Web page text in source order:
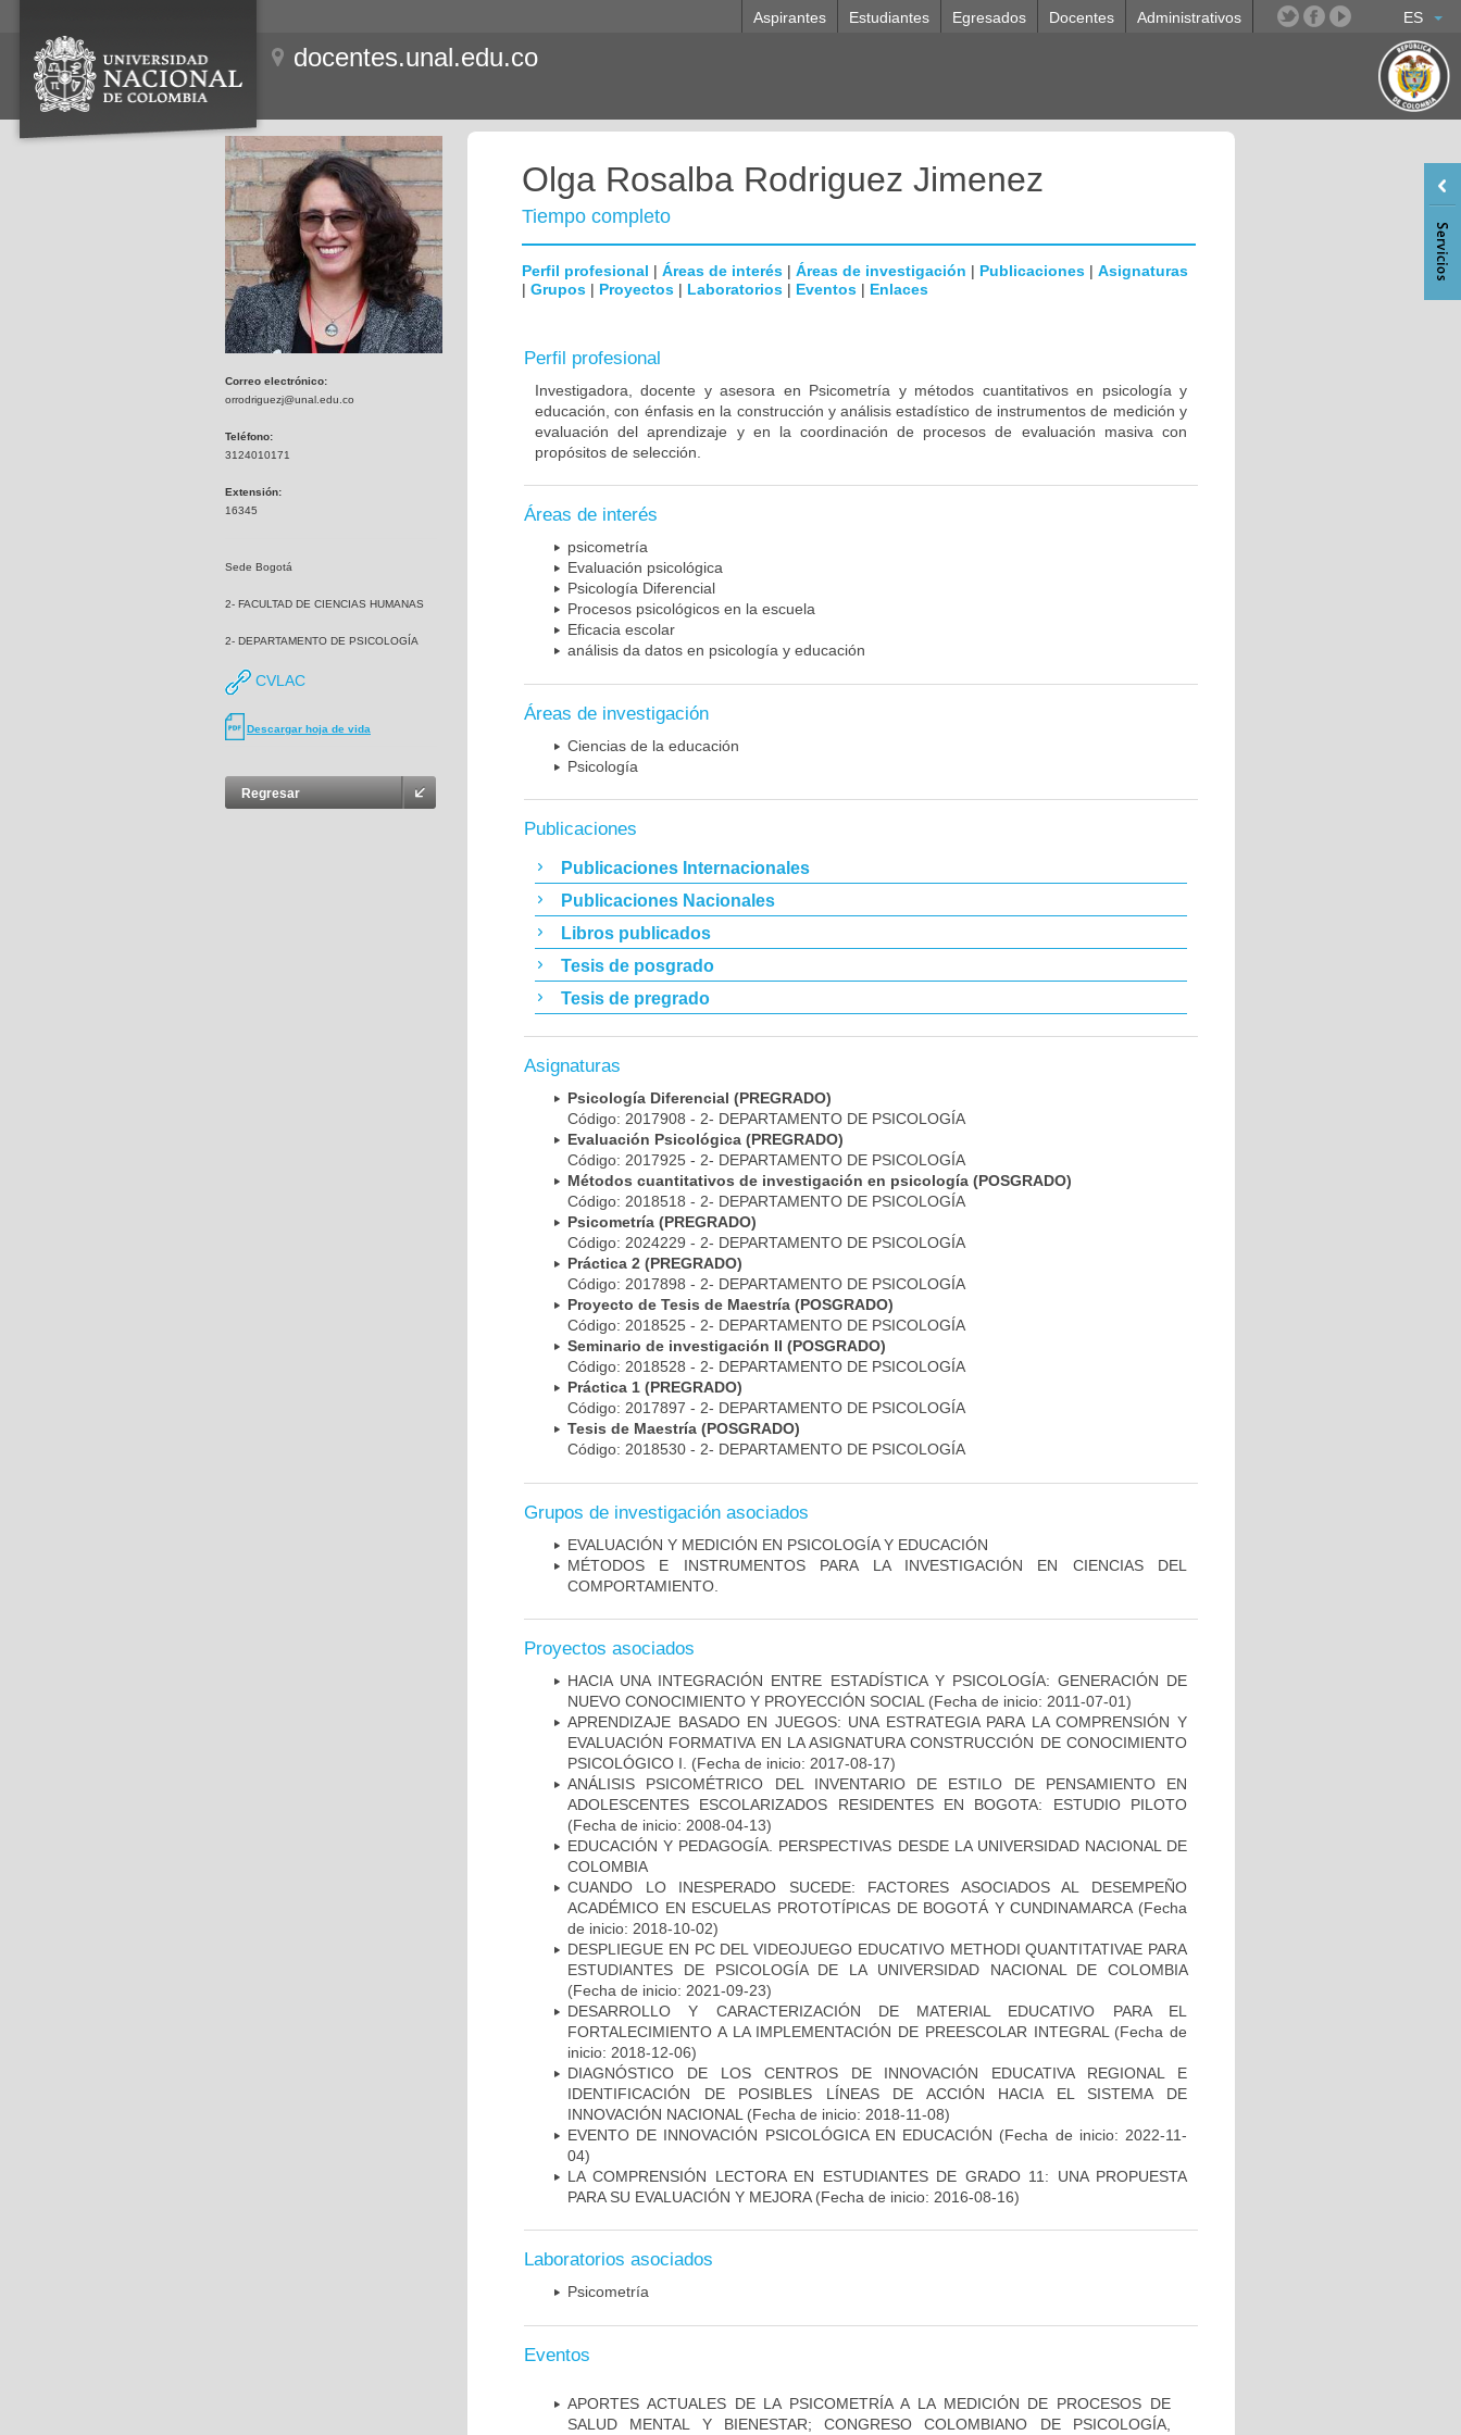
ES
Aspirantes Estudiantes Egresados Docentes Administrativos
docentes.unal.edu.co
Correo electrónico:
orrodriguezj@unal.edu.co
Teléfono:
3124010171
Extensión:
16345
Sede Bogotá
2- FACULTAD DE CIENCIAS HUMANAS
2- DEPARTAMENTO DE PSICOLOGÍA
CVLAC
Descargar hoja de vida
Regresar
Olga Rosalba Rodriguez Jimenez
Tiempo completo
Perfil profesional | Áreas de interés | Áreas de investigación | Publicaciones | Asignaturas
| Grupos | Proyectos | Laboratorios | Eventos | Enlaces
Perfil profesional
Investigadora, docente y asesora en Psicometría y métodos cuantitativos en psicología y
educación, con énfasis en la construcción y análisis estadístico de instrumentos de medición y
evaluación del aprendizaje y en la coordinación de procesos de evaluación masiva con
propósitos de selección.
Áreas de interés
psicometría
Evaluación psicológica
Psicología Diferencial
Procesos psicológicos en la escuela
Eficacia escolar
análisis da datos en psicología y educación
Áreas de investigación
Ciencias de la educación
Psicología
Publicaciones
Publicaciones Internacionales
Publicaciones Nacionales
Libros publicados
Tesis de posgrado
Tesis de pregrado
Asignaturas
Psicología Diferencial (PREGRADO)
Código: 2017908 - 2- DEPARTAMENTO DE PSICOLOGÍA
Evaluación Psicológica (PREGRADO)
Código: 2017925 - 2- DEPARTAMENTO DE PSICOLOGÍA
Métodos cuantitativos de investigación en psicología (POSGRADO)
Código: 2018518 - 2- DEPARTAMENTO DE PSICOLOGÍA
Psicometría (PREGRADO)
Código: 2024229 - 2- DEPARTAMENTO DE PSICOLOGÍA
Práctica 2 (PREGRADO)
Código: 2017898 - 2- DEPARTAMENTO DE PSICOLOGÍA
Proyecto de Tesis de Maestría (POSGRADO)
Código: 2018525 - 2- DEPARTAMENTO DE PSICOLOGÍA
Seminario de investigación II (POSGRADO)
Código: 2018528 - 2- DEPARTAMENTO DE PSICOLOGÍA
Práctica 1 (PREGRADO)
Código: 2017897 - 2- DEPARTAMENTO DE PSICOLOGÍA
Tesis de Maestría (POSGRADO)
Código: 2018530 - 2- DEPARTAMENTO DE PSICOLOGÍA
Grupos de investigación asociados
EVALUACIÓN Y MEDICIÓN EN PSICOLOGÍA Y EDUCACIÓN
MÉTODOS E INSTRUMENTOS PARA LA INVESTIGACIÓN EN CIENCIAS DEL
COMPORTAMIENTO.
Proyectos asociados
HACIA UNA INTEGRACIÓN ENTRE ESTADÍSTICA Y PSICOLOGÍA: GENERACIÓN DE
NUEVO CONOCIMIENTO Y PROYECCIÓN SOCIAL (Fecha de inicio: 2011-07-01)
APRENDIZAJE BASADO EN JUEGOS: UNA ESTRATEGIA PARA LA COMPRENSIÓN Y
EVALUACIÓN FORMATIVA EN LA ASIGNATURA CONSTRUCCIÓN DE CONOCIMIENTO
PSICOLÓGICO I. (Fecha de inicio: 2017-08-17)
ANÁLISIS PSICOMÉTRICO DEL INVENTARIO DE ESTILO DE PENSAMIENTO EN
ADOLESCENTES ESCOLARIZADOS RESIDENTES EN BOGOTA: ESTUDIO PILOTO
(Fecha de inicio: 2008-04-13)
EDUCACIÓN Y PEDAGOGÍA. PERSPECTIVAS DESDE LA UNIVERSIDAD NACIONAL DE
COLOMBIA
CUANDO LO INESPERADO SUCEDE: FACTORES ASOCIADOS AL DESEMPEÑO
ACADÉMICO EN ESCUELAS PROTOTÍPICAS DE BOGOTÁ Y CUNDINAMARCA(Fecha
de inicio: 2018-10-02)
DESPLIEGUE EN PC DEL VIDEOJUEGO EDUCATIVO METHODI QUANTITATIVAE PARA
ESTUDIANTES DE PSICOLOGÍA DE LA UNIVERSIDAD NACIONAL DE COLOMBIA
(Fecha de inicio: 2021-09-23)
DESARROLLO Y CARACTERIZACIÓN DE MATERIAL EDUCATIVO PARA EL
FORTALECIMIENTO A LA IMPLEMENTACIÓN DE PREESCOLAR INTEGRAL
(Fecha de
inicio: 2018-12-06)
DIAGNÓSTICO DE LOS CENTROS DE INNOVACIÓN EDUCATIVA REGIONAL E
IDENTIFICACIÓN DE POSIBLES LÍNEAS DE ACCIÓN HACIA EL SISTEMA DE
INNOVACIÓN NACIONAL (Fecha de inicio: 2018-11-08)
EVENTO DE INNOVACIÓN PSICOLÓGICA EN EDUCACIÓN (Fecha de inicio: 2022-11-
04)
LA COMPRENSIÓN LECTORA EN ESTUDIANTES DE GRADO 11: UNA PROPUESTA
PARA SU EVALUACIÓN Y MEJORA(Fecha de inicio: 2016-08-16)
Laboratorios asociados
Psicometría
Eventos
APORTES ACTUALES DE LA PSICOMETRÍA A LA MEDICIÓN DE PROCESOS DE
SALUD MENTAL Y BIENESTAR; CONGRESO COLOMBIANO DE PSICOLOGÍA,